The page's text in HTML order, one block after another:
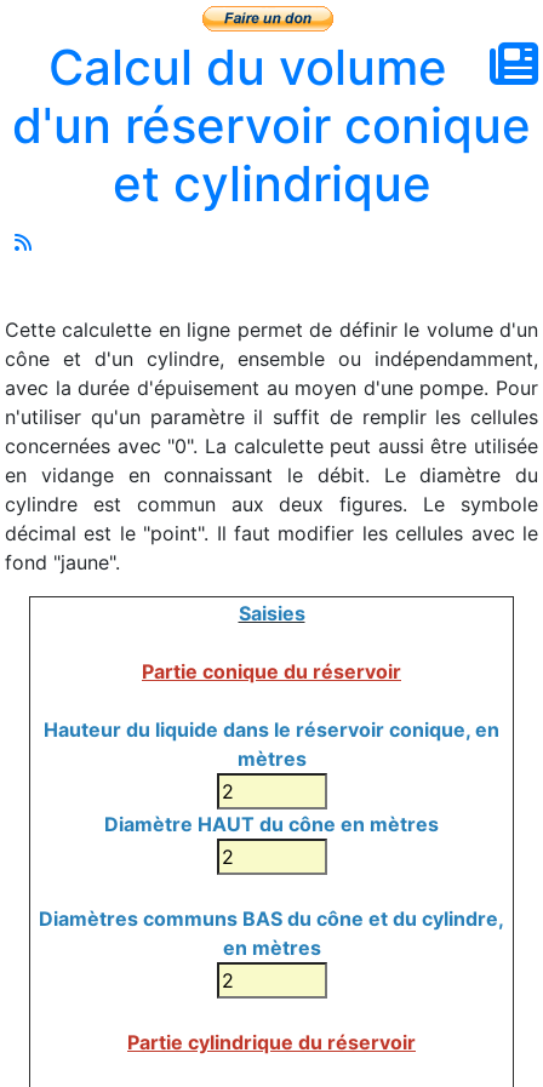
Calcul du volume
d'un réservoir conique
et cylindrique
Cette calculette en ligne permet de définir le volume d'un
cône et d'un cylindre, ensemble ou indépendamment,
avec la durée d'épuisement au moyen d'une pompe. Pour
n'utiliser qu'un paramètre il suffit de remplir les cellules
concernées avec "0". La calculette peut aussi être utilisée
en vidange en connaissant le débit. Le diamètre du
cylindre est commun aux deux figures. Le symbole
décimal est le "point". Il faut modifier les cellules avec le
fond "jaune".
Saisies
Partie conique du réservoir
Hauteur du liquide dans le réservoir conique, en
mètres
Diamètre HAUT du cône en mètres
Diamètres communs BAS du cône et du cylindre,
en mètres
Partie cylindrique du réservoir